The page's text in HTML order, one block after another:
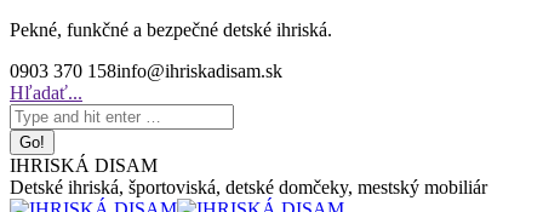
Skip
content
Pekné, funkčné a bezpečné detské ihriská.
0903 370 158info@ihriskadisam.sk
Search:
Hľadať...
IHRISKÁ DISAM
Detské ihriská, športoviská, detské domčeky, mestský mobiliár